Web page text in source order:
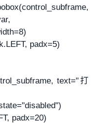
padx=5)
text="打
padx=20)